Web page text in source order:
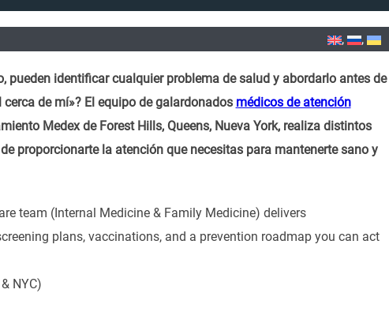
pueden identificar cualquier problema de salud y abordarlo antes de
de mí»? El equipo de galardonados médicos de atención
Medex de Forest Hills, Queens, Nueva York, realiza distintos
proporcionarte la atención que necesitas para mantenerte sano y
team (Internal Medicine & Family Medicine) delivers
plans, vaccinations, and a prevention roadmap you can act
NYC)